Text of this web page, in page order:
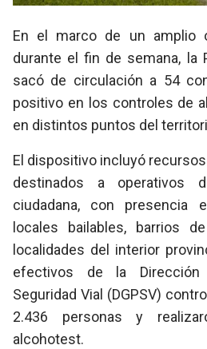
En el marco de un amplio
durante el fin de semana, la
sacó de circulación a 54
positivo en los controles de
en distintos puntos del
El dispositivo incluyó
destinados a operativos
ciudadana, con presencia
locales bailables, barrios
localidades del interior
efectivos de la Dirección
Seguridad Vial (DGPSV)
2.436 personas y
alcohotest.